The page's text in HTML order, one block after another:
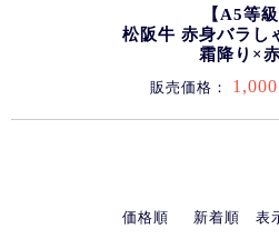
【A5等級
松阪牛 赤身バラし
霜降り×
販売価格：
価格順 新着順 表